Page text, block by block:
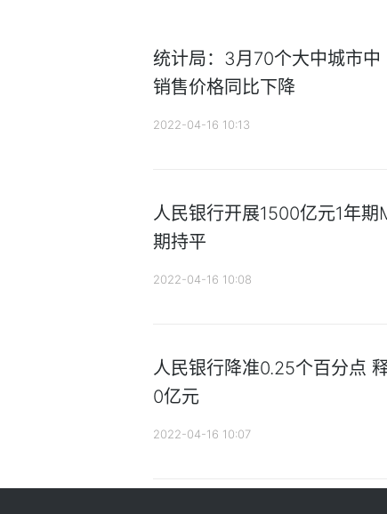
统计局：3月70个大中城市
销售价格同比下降
2022-04-16 10:13
人民银行开展1500亿元1年
期持平
2022-04-16 10:08
人民银行降准0.25个百分点
0亿元
2022-04-16 10:07